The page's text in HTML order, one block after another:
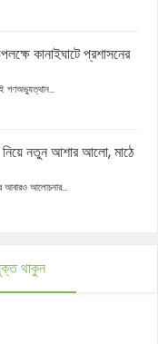
কানাইঘাটে প্রশাসনের
গণঅভ্যুত্থান...
নিয়ে নতুন আশার আলো, মাঠে
আবারও আলোচনার...
থাকুন